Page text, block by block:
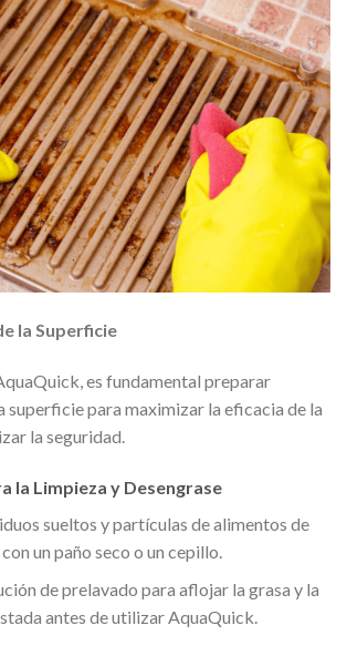
la Superficie
es fundamental preparar
superficie para maximizar la eficacia de la
la seguridad.
la Limpieza y Desengrase
sueltos y partículas de alimentos de
un paño seco o un cepillo.
de prelavado para aflojar la grasa y la
antes de utilizar AquaQuick.